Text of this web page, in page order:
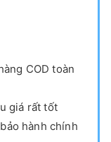
COD toàn
giá rất tốt
hành chính